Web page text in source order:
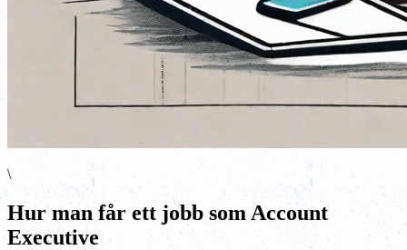
\
Hur man får ett jobb som Account
Executive